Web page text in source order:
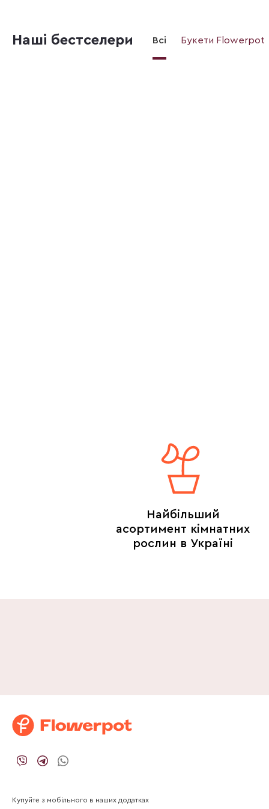
Наші бестселери Всі Букети Flowerpot
Найбільший
асортимент кімнатних
рослин в Україні
Купуйте з мобільного в наших додатках